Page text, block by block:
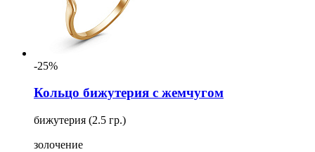
-25%
Кольцо бижутерия с жемчугом
бижутерия (2.5 гр.)
золочение